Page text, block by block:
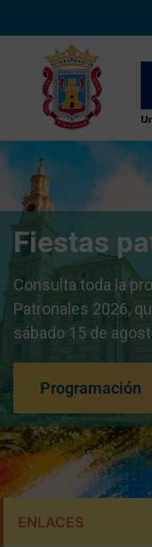
Fiestas
Consulta toda la
Patronales 2026,
sábado 15 de
Programación
ENLACES